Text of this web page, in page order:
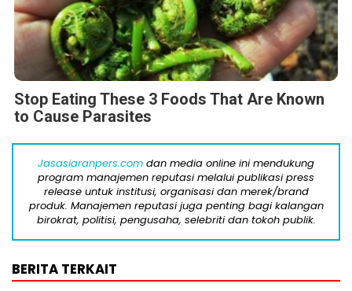
Stop Eating These 3 Foods That Are Known
to Cause Parasites
Jasasiaranpers.com dan media online ini mendukung
program manajemen reputasi melalui publikasi press
release untuk institusi, organisasi dan merek/brand
produk. Manajemen reputasi juga penting bagi kalangan
birokrat, politisi, pengusaha, selebriti dan tokoh publik.
BERITA TERKAIT